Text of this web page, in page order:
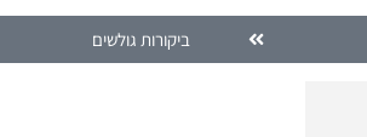
ביקורות גולשים